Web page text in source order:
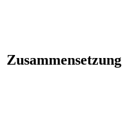
Zusammensetzung